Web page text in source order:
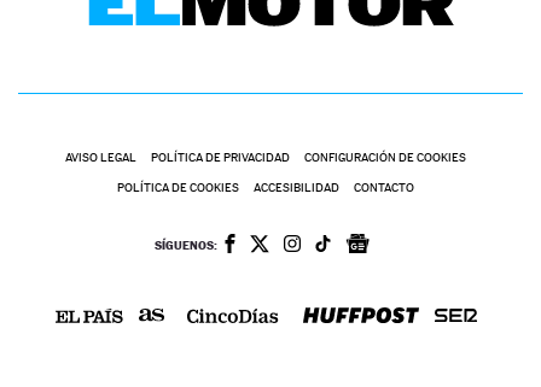
AVISO LEGAL POLÍTICA DE PRIVACIDAD CONFIGURACIÓN DE COOKIES
POLÍTICA DE COOKIES ACCESIBILIDAD CONTACTO
SÍGUENOS: